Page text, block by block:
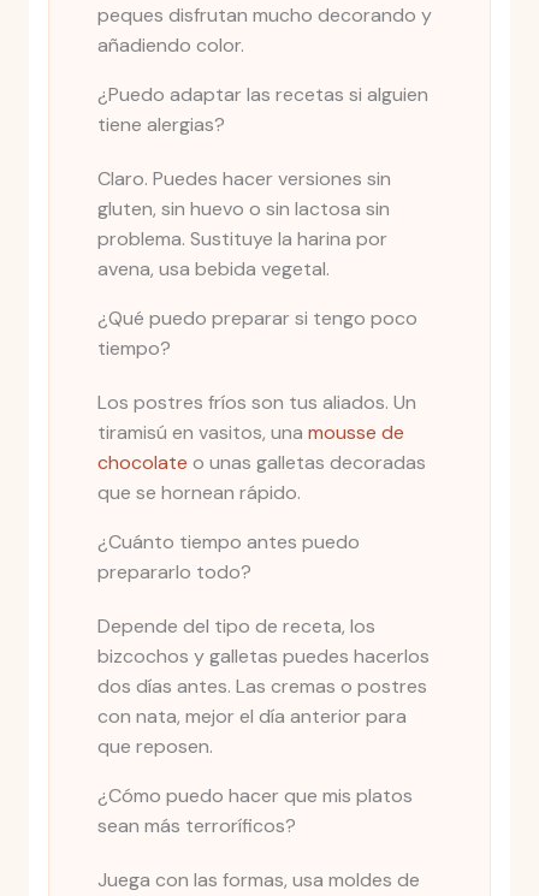
peques disfrutan mucho decorando y
añadiendo color.
¿Puedo adaptar las recetas si alguien
tiene alergias?
Claro. Puedes hacer versiones sin
gluten, sin huevo o sin lactosa sin
problema. Sustituye la harina por
avena, usa bebida vegetal.
¿Qué puedo preparar si tengo poco
tiempo?
Los postres fríos son tus aliados. Un
tiramisú en vasitos, una mousse de
chocolate o unas galletas decoradas
que se hornean rápido.
¿Cuánto tiempo antes puedo
prepararlo todo?
Depende del tipo de receta, los
bizcochos y galletas puedes hacerlos
dos días antes. Las cremas o postres
con nata, mejor el día anterior para
que reposen.
¿Cómo puedo hacer que mis platos
sean más terroríficos?
Juega con las formas, usa moldes de